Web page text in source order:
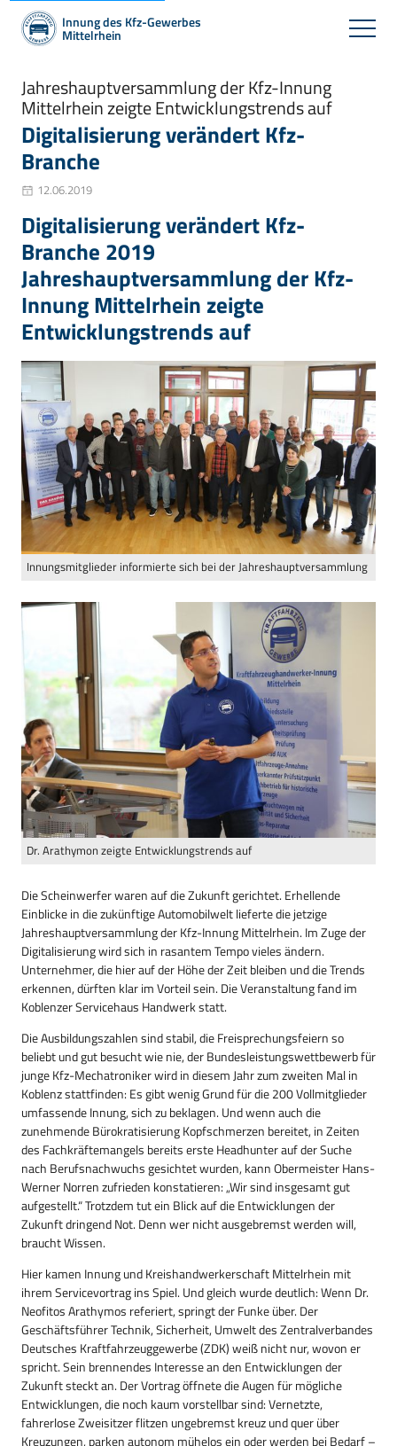
Innung des Kfz-Gewerbes
Mittelrhein
Jahreshauptversammlung der Kfz-Innung
Mittelrhein zeigte Entwicklungstrends auf
Digitalisierung verändert Kfz-
Branche
12.06.2019
Digitalisierung verändert Kfz-
Branche 2019
Jahreshauptversammlung der Kfz-
Innung Mittelrhein zeigte
Entwicklungstrends auf
Innungsmitglieder informierte sich bei der Jahreshauptversammlung
Dr. Arathymon zeigte Entwicklungstrends auf
Die Scheinwerfer waren auf die Zukunft gerichtet. Erhellende
Einblicke in die zukünftige Automobilwelt lieferte die jetzige
Jahreshauptversammlung der Kfz-Innung Mittelrhein. Im Zuge der
Digitalisierung wird sich in rasantem Tempo vieles ändern.
Unternehmer, die hier auf der Höhe der Zeit bleiben und die Trends
erkennen, dürften klar im Vorteil sein. Die Veranstaltung fand im
Koblenzer Servicehaus Handwerk statt.
Die Ausbildungszahlen sind stabil, die Freisprechungsfeiern so
beliebt und gut besucht wie nie, der Bundesleistungswettbewerb für
junge Kfz-Mechatroniker wird in diesem Jahr zum zweiten Mal in
Koblenz stattfinden: Es gibt wenig Grund für die 200 Vollmitglieder
umfassende Innung, sich zu beklagen. Und wenn auch die
zunehmende Bürokratisierung Kopfschmerzen bereitet, in Zeiten
des Fachkräftemangels bereits erste Headhunter auf der Suche
nach Berufsnachwuchs gesichtet wurden, kann Obermeister Hans-
Werner Norren zufrieden konstatieren: „Wir sind insgesamt gut
aufgestellt.“ Trotzdem tut ein Blick auf die Entwicklungen der
Zukunft dringend Not. Denn wer nicht ausgebremst werden will,
braucht Wissen.
Hier kamen Innung und Kreishandwerkerschaft Mittelrhein mit
ihrem Servicevortrag ins Spiel. Und gleich wurde deutlich: Wenn Dr.
Neofitos Arathymos referiert, springt der Funke über. Der
Geschäftsführer Technik, Sicherheit, Umwelt des Zentralverbandes
Deutsches Kraftfahrzeuggewerbe (ZDK) weiß nicht nur, wovon er
spricht. Sein brennendes Interesse an den Entwicklungen der
Zukunft steckt an. Der Vortrag öffnete die Augen für mögliche
Entwicklungen, die noch kaum vorstellbar sind: Vernetzte,
fahrerlose Zweisitzer flitzen ungebremst kreuz und quer über
Kreuzungen, parken autonom mühelos ein oder werden bei Bedarf –